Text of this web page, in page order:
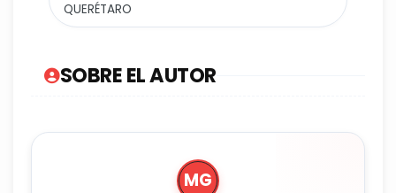
QUERÉTARO
SOBRE EL AUTOR
MG